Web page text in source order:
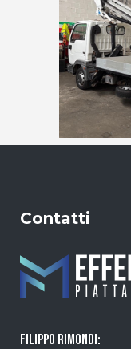
Contatti
FILIPPO RIMONDI: